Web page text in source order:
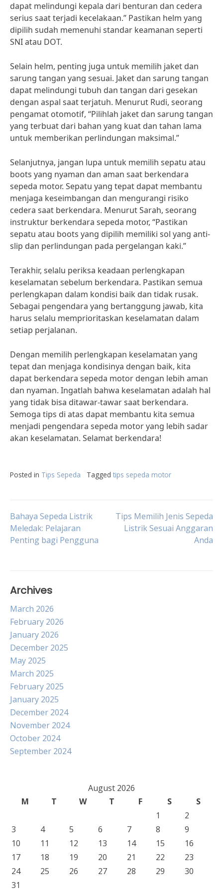
dapat melindungi kepala dari benturan dan cedera
serius saat terjadi kecelakaan.” Pastikan helm yang
dipilih sudah memenuhi standar keamanan seperti
SNI atau DOT.
Selain helm, penting juga untuk memilih jaket dan
sarung tangan yang sesuai. Jaket dan sarung tangan
dapat melindungi tubuh dan tangan dari gesekan
dengan aspal saat terjatuh. Menurut Rudi, seorang
pengamat otomotif, “Pilihlah jaket dan sarung tangan
yang terbuat dari bahan yang kuat dan tahan lama
untuk memberikan perlindungan maksimal.”
Selanjutnya, jangan lupa untuk memilih sepatu atau
boots yang nyaman dan aman saat berkendara
sepeda motor. Sepatu yang tepat dapat membantu
menjaga keseimbangan dan mengurangi risiko
cedera saat berkendara. Menurut Sarah, seorang
instruktur berkendara sepeda motor, “Pastikan
sepatu atau boots yang dipilih memiliki sol yang anti-
slip dan perlindungan pada pergelangan kaki.”
Terakhir, selalu periksa keadaan perlengkapan
keselamatan sebelum berkendara. Pastikan semua
perlengkapan dalam kondisi baik dan tidak rusak.
Sebagai pengendara yang bertanggung jawab, kita
harus selalu memprioritaskan keselamatan dalam
setiap perjalanan.
Dengan memilih perlengkapan keselamatan yang
tepat dan menjaga kondisinya dengan baik, kita
dapat berkendara sepeda motor dengan lebih aman
dan nyaman. Ingatlah bahwa keselamatan adalah hal
yang tidak bisa ditawar-tawar saat berkendara.
Semoga tips di atas dapat membantu kita semua
menjadi pengendara sepeda motor yang lebih sadar
akan keselamatan. Selamat berkendara!
Posted in Tips Sepeda Tagged tips sepeda motor
Post
navigation
Bahaya Sepeda Listrik
Meledak: Pelajaran
Penting bagi Pengguna
Tips Memilih Jenis Sepeda
Listrik Sesuai Anggaran
Anda
Archives
March 2026
February 2026
January 2026
December 2025
May 2025
March 2025
February 2025
January 2025
December 2024
November 2024
October 2024
September 2024
August 2026
M
T W T F S
S
1
2
3
4 5 6 7 8
9
10
11 12 13 14 15
16
17
18 19 20 21 22
23
24
25 26 27 28 29
30
31